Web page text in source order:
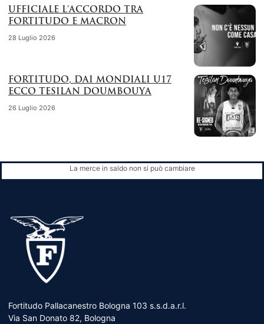
UFFICIALE L’ACCORDO TRA
FORTITUDO E MACRON
28 Luglio 2026
FORTITUDO, DAI MONDIALI U17
ECCO TESILAN DOUMBOUYA
26 Luglio 2026
La merce in saldo non si può cambiare
Fortitudo Pallacanestro Bologna 103 s.s.d.a.r.l.
Via San Donato 82, Bologna